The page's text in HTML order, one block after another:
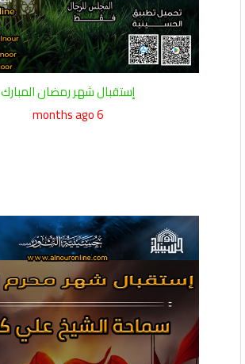
إستقبال شهر رمضان المبارك
6 months ago